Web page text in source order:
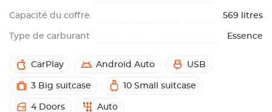
Capacité du coffre 569 litres
Type de carburant Essence
CarPlay Android Auto USB
3 Big suitcase 10 Small suitcase
4 Doors Auto